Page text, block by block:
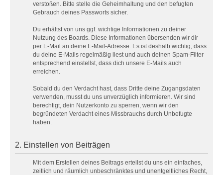
verstoßen. Bitte stelle die Geheimhaltung und den befugten
Gebrauch deines Passworts sicher.
Du erhältst von uns ggf. wichtige Informationen zu deiner
Nutzung des Boards. Diese Informationen übersenden wir dir
per E-Mail an deine E-Mail-Adresse. Es ist deshalb wichtig, dass
du deine E-Mails regelmäßig liest und auch deinen Spam-Filter
entsprechend einstellst, dass dich unsere E-Mails auch
erreichen.
Sobald du den Verdacht hast, dass Dritte deine Zugangsdaten
verwenden, musst du uns unverzüglich informieren. Wir sind
berechtigt, dein Nutzerkonto zu sperren, wenn wir den
begründeten Verdacht eines Missbrauchs durch Unbefugte
haben.
2. Einstellen von Beiträgen
Mit dem Erstellen deines Beitrags erteilst du uns ein einfaches,
zeitlich und räumlich unbeschränktes und unentgeltliches Recht,